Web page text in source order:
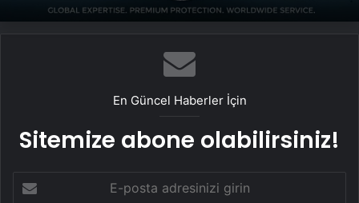
UETDS Nedir ? Uetds.com İle Akıllı Dijital
Taşımacılık Yazılımı
En Güncel Haberler İçin
Sitemize abone olabilirsiniz!
posta